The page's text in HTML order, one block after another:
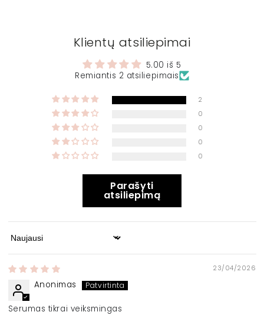
Klientų atsiliepimai
5.00 iš 5
Remiantis 2 atsiliepimais
2
0
0
0
0
Parašyti
atsiliepimą
Sort by
23/04/2026
Anonimas
Serumas tikrai veiksmingas